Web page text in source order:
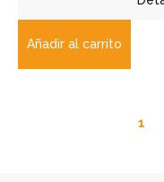
Añadir al carrito
1